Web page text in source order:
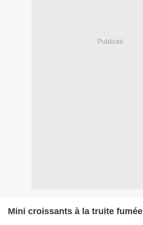
Publicité
Mini croissants à la truite fumée